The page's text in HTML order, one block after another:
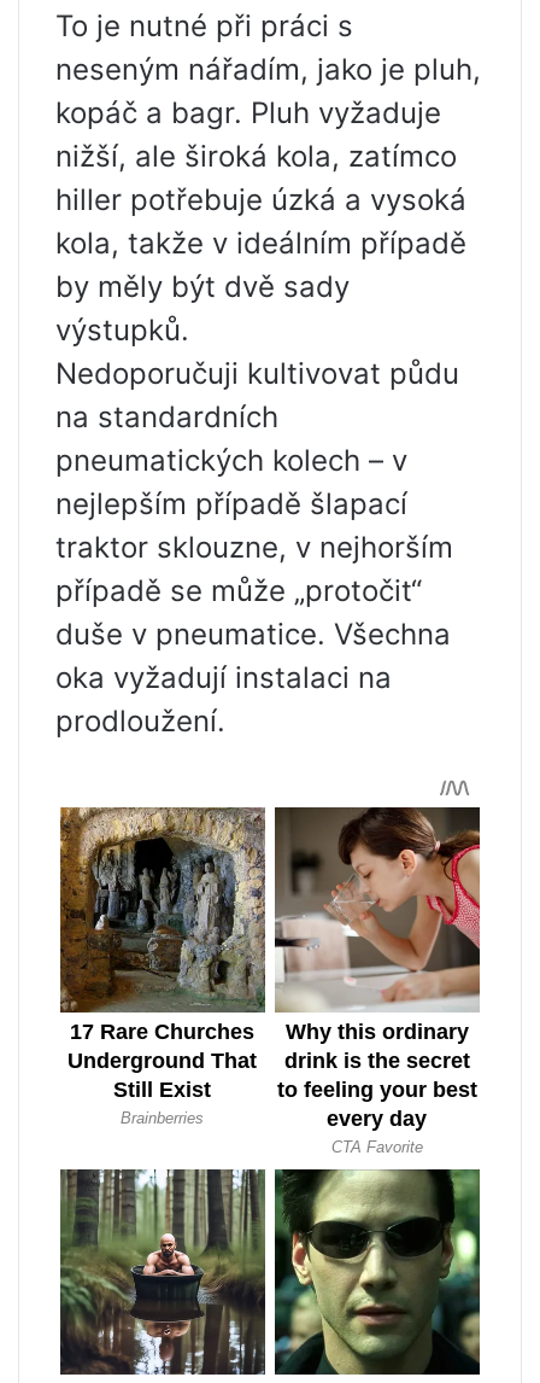
To je nutné při práci s
neseným nářadím, jako je pluh,
kopáč a bagr. Pluh vyžaduje
nižší, ale široká kola, zatímco
hiller potřebuje úzká a vysoká
kola, takže v ideálním případě
by měly být dvě sady
výstupků.
Nedoporučuji kultivovat půdu
na standardních
pneumatických kolech – v
nejlepším případě šlapací
traktor sklouzne, v nejhorším
případě se může „protočit“
duše v pneumatice. Všechna
oka vyžadují instalaci na
prodloužení.